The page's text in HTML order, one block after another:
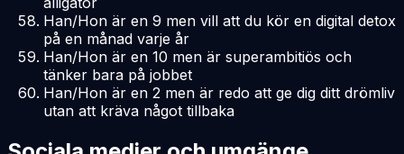
Han/Hon är en 9 men vill att du kör en digital detox
på en månad varje år
Han/Hon är en 10 men är superambitiös och
tänker bara på jobbet
Han/Hon är en 2 men är redo att ge dig ditt drömliv
utan att kräva något tillbaka